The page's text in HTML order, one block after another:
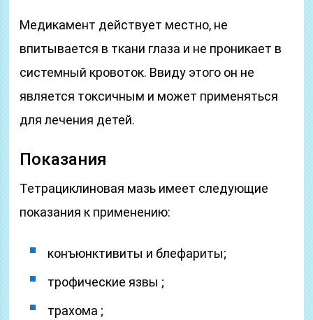
Медикамент действует местно, не
впитывается в ткани глаза и не проникает в
системный кровоток. Ввиду этого он не
является токсичным и может применяться
для лечения детей.
Показания
Тетрациклиновая мазь имеет следующие
показания к применению:
конъюнктивиты и блефариты;
трофические язвы ;
трахома ;